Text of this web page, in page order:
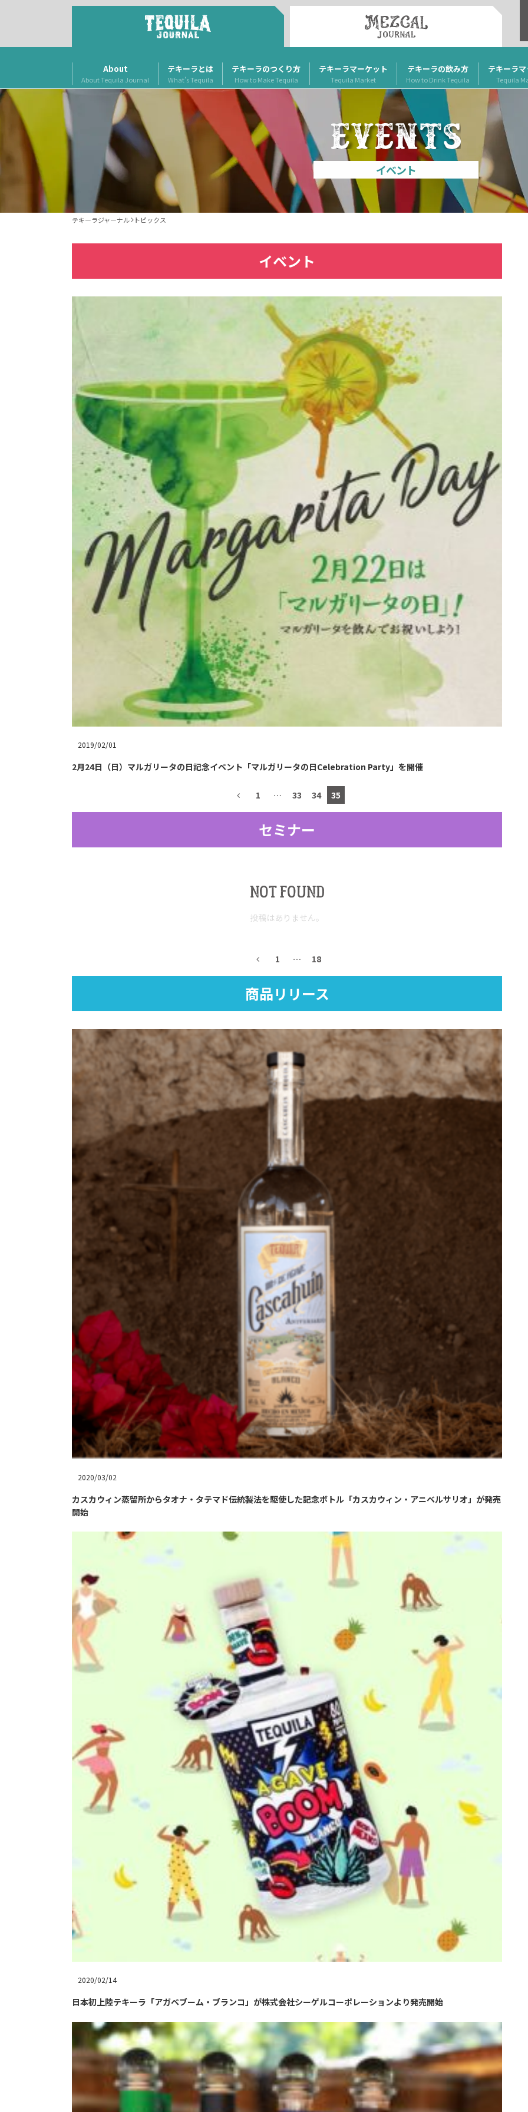
About
About Tequila Journal
テキーラとは
What’s Tequila
テキーラのつくり方
How to Make Tequila
テキーラマーケット
Tequila Market
テキーラの飲み方
How to Drink Tequila
テキーラ
Tequila
イベント
テキーラジャーナル トピックス
イベント
2019/02/01
2月24日（日）マルガリータの日記念イベント「マルガリータの日Celebration Party」を開催
1 … 33 34 35
セミナー
NOT FOUND
投稿はありません。
1 … 18
商品リリース
2020/03/02
カスカウィン蒸留所からタオナ・タテマド伝統製法を駆使した記念ボトル「カスカウィン・アニベルサリオ」が発売
開始
2020/02/14
日本初上陸テキーラ「アガベブーム・ブランコ」が株式会社シーゲルコーポレーションより発売開始